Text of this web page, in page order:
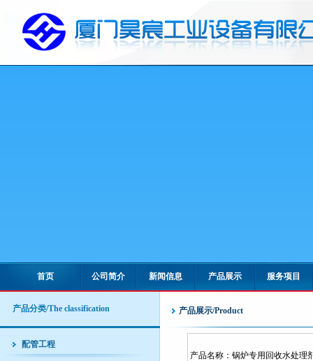
首页 公司简介 新闻信息 产品展示 服务项目
产品分类/The classification
配管工程
产品展示/Product
产品名称： 锅炉专用回收水处理